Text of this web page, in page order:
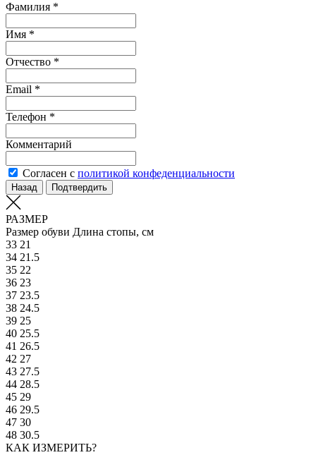
Фамилия *
Имя *
Отчество *
Email *
Телефон *
Комментарий
Согласен с политикой конфеденциальности
Назад Подтвердить
РАЗМЕР
Размер обуви Длина стопы, см
33 21
34 21.5
35 22
36 23
37 23.5
38 24.5
39 25
40 25.5
41 26.5
42 27
43 27.5
44 28.5
45 29
46 29.5
47 30
48 30.5
КАК ИЗМЕРИТЬ?